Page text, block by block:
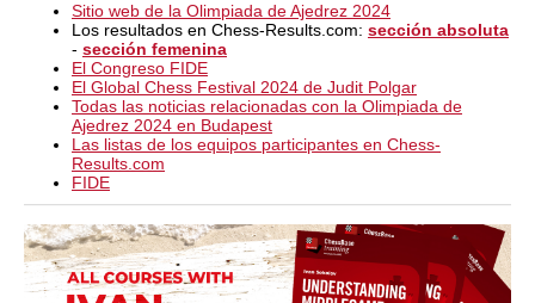
Sitio web de la Olimpiada de Ajedrez 2024
Los resultados en Chess-Results.com: sección absoluta
- sección femenina
El Congreso FIDE
El Global Chess Festival 2024 de Judit Polgar
Todas las noticias relacionadas con la Olimpiada de
Ajedrez 2024 en Budapest
Las listas de los equipos participantes en Chess-
Results.com
FIDE